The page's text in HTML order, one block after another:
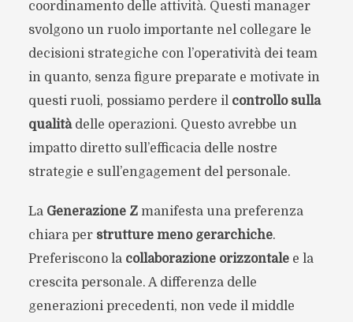
coordinamento delle attività. Questi manager
svolgono un ruolo importante nel collegare le
decisioni strategiche con l’operatività dei team
in quanto, senza figure preparate e motivate in
questi ruoli, possiamo perdere il controllo sulla
qualitàdelle operazioni. Questo avrebbe un
impatto diretto sull’efficacia delle nostre
strategie e sull’engagement del personale.
La Generazione Zmanifesta una preferenza
chiara per strutture meno gerarchiche.
Preferiscono la collaborazione orizzontalee la
crescita personale. A differenza delle
generazioni precedenti, non vede il middle